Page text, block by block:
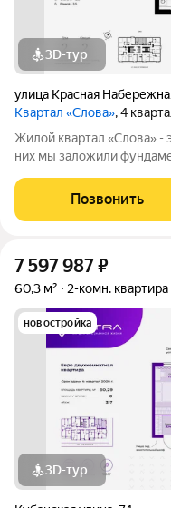
3D-тур
улица Красная
Квартал «Слова», 4
Жилой квартал «Слова» -
них мы заложили
уют добрососедства, а
города. Ведь именно
Позвонить
7 597 987₽
60,3 м² 2-комн. квартира
новостройка
3D-тур